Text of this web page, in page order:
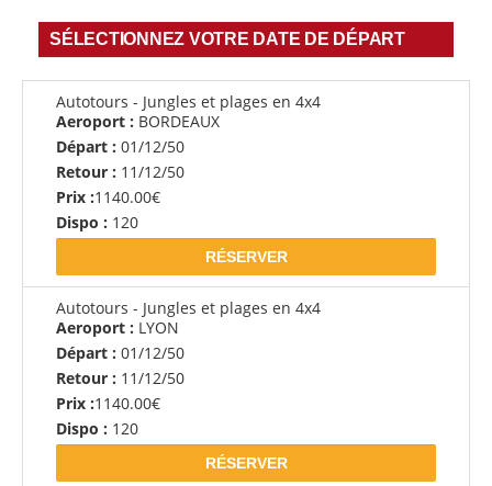
SÉLECTIONNEZ VOTRE DATE DE DÉPART
Autotours - Jungles et plages en 4x4
Aeroport : BORDEAUX
Départ : 01/12/50
Retour : 11/12/50
Prix :1140.00€
Dispo : 120
RÉSERVER
Autotours - Jungles et plages en 4x4
Aeroport : LYON
Départ : 01/12/50
Retour : 11/12/50
Prix :1140.00€
Dispo : 120
RÉSERVER